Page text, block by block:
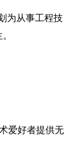
为从事工程技
爱好者提供无